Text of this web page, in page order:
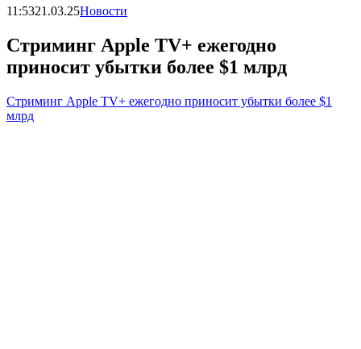
11:5321.03.25Новости
Стриминг Apple TV+ ежегодно
приносит убытки более $1 млрд
Стриминг Apple TV+ ежегодно приносит убытки более $1
млрд